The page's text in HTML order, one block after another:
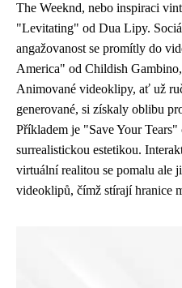
The Weeknd, nebo inspiraci
"Levitating" od Dua Lipy.
angažovanost se promítly do
America" od Childish
Animované videoklipy, ať už
generované, si získaly oblibu
Příkladem je "Save Your
surrealistickou estetikou.
virtuální realitou se pomalu ale
videoklipů, čímž stírají hranice